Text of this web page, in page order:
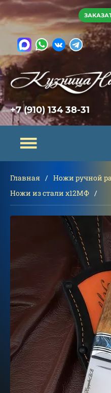
+7 (910) 134 38-31
Главная Ножи ручной
Ножи из стали х12МФ